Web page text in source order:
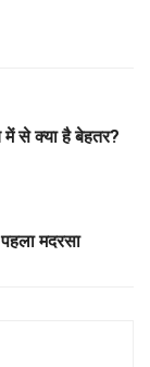
से क्या है बेहतर?
मदरसा